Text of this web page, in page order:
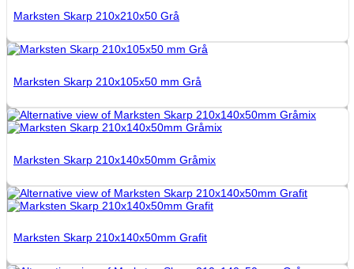
Marksten Skarp 210x210x50 Grå
Marksten Skarp 210x105x50 mm Grå
Marksten Skarp 210x140x50mm Gråmix
Marksten Skarp 210x140x50mm Grafit